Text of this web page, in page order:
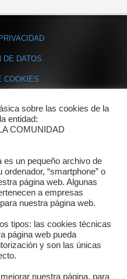
DE DATOS
COOKIES
contacto
sobre las cookies de la
entidad:
COMUNIDAD
es un pequeño archivo de
“smartphone” o
página web. Algunas
a empresas
nuestra página web.
tipos: las cookies técnicas
página web pueda
y son las únicas
nuestra página, para